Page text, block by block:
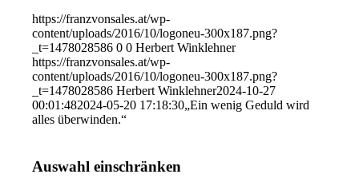
https://franzvonsales.at/wp-
content/uploads/2016/10/logoneu-300x187.png?
_t=1478028586 0 0 Herbert Winklehner
https://franzvonsales.at/wp-
content/uploads/2016/10/logoneu-300x187.png?
_t=1478028586 Herbert Winklehner2024-10-27
00:01:482024-05-20 17:18:30„Ein wenig Geduld wird
alles überwinden.“
Auswahl einschränken